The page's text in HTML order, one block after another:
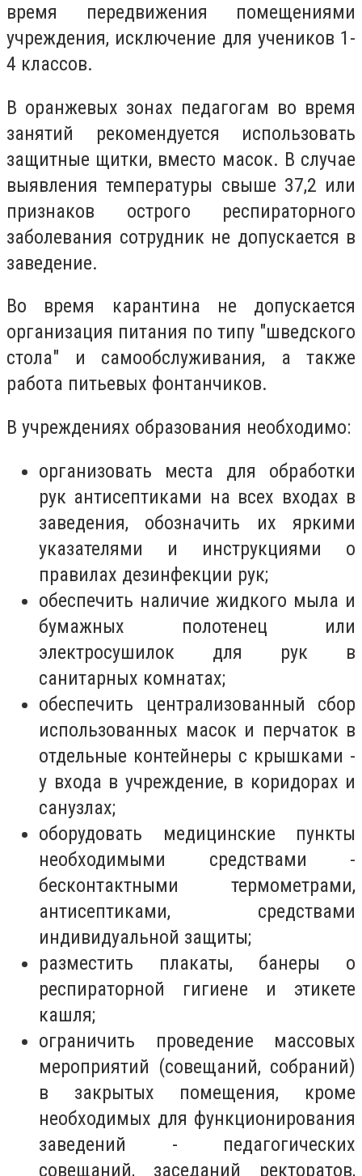
время передвижения помещениями
учреждения, исключение для учеников 1-
4 классов.
В оранжевых зонах педагогам во время
занятий рекомендуется использовать
защитные щитки, вместо масок. В случае
выявления температуры свыше 37,2 или
признаков острого респираторного
заболевания сотрудник не допускается в
заведение.
Во время карантина не допускается
организация питания по типу "шведского
стола" и самообслуживания, а также
работа питьевых фонтанчиков.
В учреждениях образования необходимо:
организовать места для обработки
рук антисептиками на всех входах в
заведения, обозначить их яркими
указателями и инструкциями о
правилах дезинфекции рук;
обеспечить наличие жидкого мыла и
бумажных полотенец или
электросушилок для рук в
санитарных комнатах;
обеспечить централизованный сбор
использованных масок и перчаток в
отдельные контейнеры с крышками -
у входа в учреждение, в коридорах и
санузлах;
оборудовать медицинские пункты
необходимыми средствами -
бесконтактными термометрами,
антисептиками, средствами
индивидуальной защиты;
разместить плакаты, банеры о
респираторной гигиене и этикете
кашля;
ограничить проведение массовых
мероприятий (совещаний, собраний)
в закрытых помещения, кроме
необходимых для функционирования
заведений - педагогических
совещаний, заседаний ректоратов,